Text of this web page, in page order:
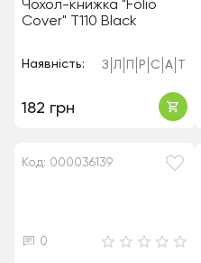
Чохол-книжка "Folio
Cover" T110 Black
Наявність: З Л Р С А
182 грн
Код: 000036139
0